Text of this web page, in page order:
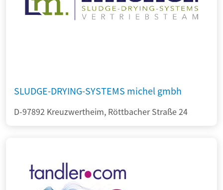
SLUDGE-DRYING-SYSTEMS michel gmbh
D-97892 Kreuzwertheim, Röttbacher Straße 24